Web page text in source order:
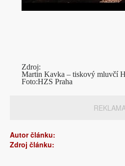
Zdroj:
Martin Kavka – tiskový mluvčí
Foto:HZS Praha
Autor článku:
Zdroj článku: